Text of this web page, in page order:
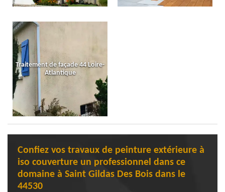
Traitement de façade 44 Loire-
Atlantique
Confiez vos travaux de peinture extérieure à
iso couverture un professionnel dans ce
domaine à Saint Gildas Des Bois dans le
44530